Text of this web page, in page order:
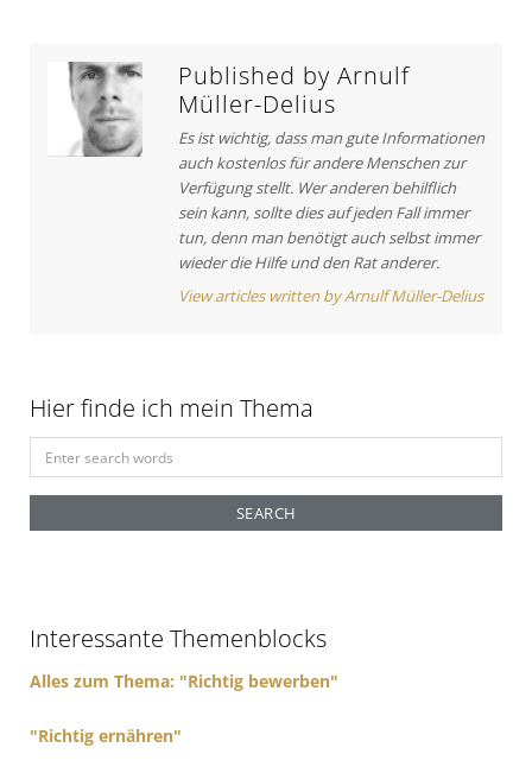
n
:
Published by Arnulf
Müller-Delius
Es ist wichtig, dass man gute Informationen
auch kostenlos für andere Menschen zur
Verfügung stellt. Wer anderen behilflich
sein kann, sollte dies auf jeden Fall immer
tun, denn man benötigt auch selbst immer
wieder die Hilfe und den Rat anderer.
View articles written by Arnulf Müller-Delius
Hier finde ich mein Thema
e
r
o
Interessante Themenblocks
Alles zum Thema: "Richtig bewerben"
"Richtig ernähren"